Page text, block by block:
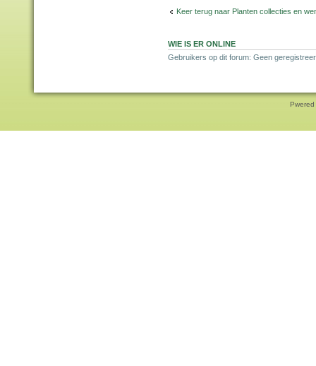
Keer terug naar Planten collecties en
WIE IS ER ONLINE
Gebruikers op dit forum: Geen